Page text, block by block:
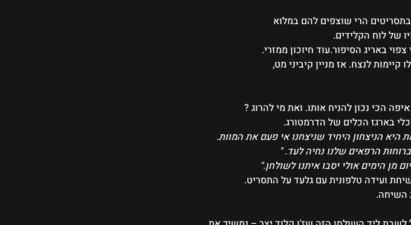
הרי שוצפים להם במלוא
של לוח הקלידים.
באריג הסיפור.עוד חיוכון ממזרי.
לנצח. אז מניין קיביני מט,
הכי נכון להניח אותו. ואת מי להרוג ?
בארגז הכלים של הדרמטורג.
היא הניצחון היחיד שניצחנו אי פעם את המוות.
הרפאים שלנו נחיה לעד. "
הימים אולי יסבו איתנו לשולחן."
ועידה טלפונית עם גלעד על התסריט.
השיחה.